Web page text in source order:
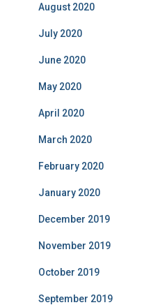
August 2020
July 2020
June 2020
May 2020
April 2020
March 2020
February 2020
January 2020
December 2019
November 2019
October 2019
September 2019